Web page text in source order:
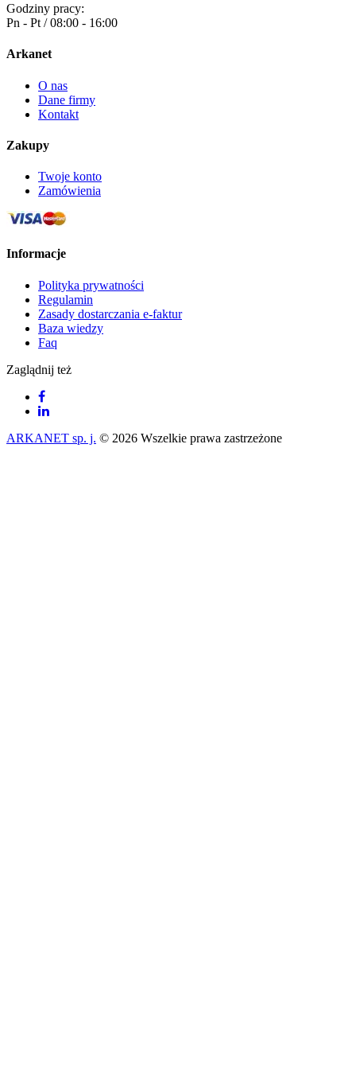
Godziny pracy:
Pn - Pt / 08:00 - 16:00
Arkanet
O nas
Dane firmy
Kontakt
Zakupy
Twoje konto
Zamówienia
Informacje
Polityka prywatności
Regulamin
Zasady dostarczania e-faktur
Baza wiedzy
Faq
Zaglądnij też
ARKANET sp. j. © 2026 Wszelkie prawa zastrzeżone